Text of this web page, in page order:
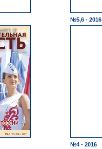
№5,6 - 2016
№4 - 2016